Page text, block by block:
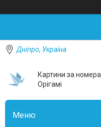
Дніпро, Україна
Картини за
Орігамі